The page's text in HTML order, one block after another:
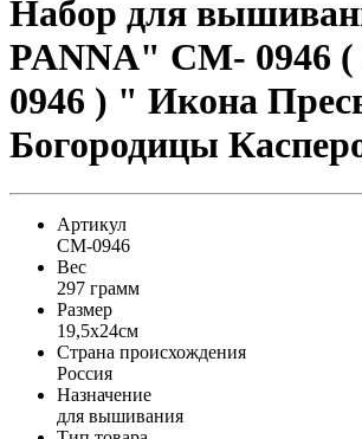
Набор для
PANNA" CM- 0946
0946 ) " Икона
Богородицы
Артикул
CM-0946
Вес
297 грамм
Размер
19,5x24см
Страна происхождения
Россия
Назначение
для вышивания